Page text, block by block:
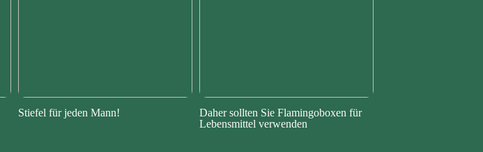
Stiefel für jeden Mann!
Daher sollten Sie Flamingoboxen für
Lebensmittel verwenden